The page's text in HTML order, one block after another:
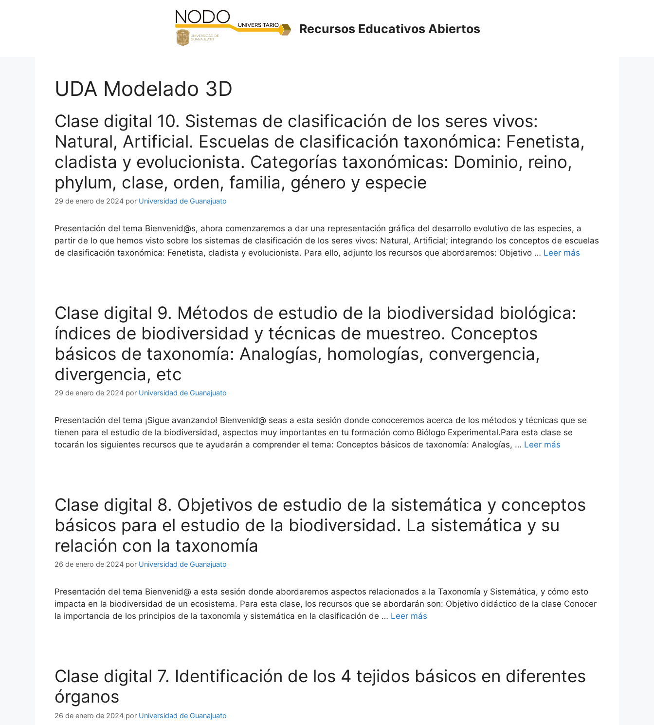
Recursos Educativos Abiertos
UDA Modelado 3D
Clase digital 10. Sistemas de clasificación de los seres vivos:
Natural, Artificial. Escuelas de clasificación taxonómica: Fenetista,
cladista y evolucionista. Categorías taxonómicas: Dominio, reino,
phylum, clase, orden, familia, género y especie
29 de enero de 2024 por Universidad de Guanajuato
Presentación del tema Bienvenid@s, ahora comenzaremos a dar una representación gráfica del desarrollo evolutivo de las especies, a
partir de lo que hemos visto sobre los sistemas de clasificación de los seres vivos: Natural, Artificial; integrando los conceptos de escuelas
de clasificación taxonómica: Fenetista, cladista y evolucionista. Para ello, adjunto los recursos que abordaremos: Objetivo … Leer más
Clase digital 9. Métodos de estudio de la biodiversidad biológica:
índices de biodiversidad y técnicas de muestreo. Conceptos
básicos de taxonomía: Analogías, homologías, convergencia,
divergencia, etc
29 de enero de 2024 por Universidad de Guanajuato
Presentación del tema ¡Sigue avanzando! Bienvenid@ seas a esta sesión donde conoceremos acerca de los métodos y técnicas que se
tienen para el estudio de la biodiversidad, aspectos muy importantes en tu formación como Biólogo Experimental.Para esta clase se
tocarán los siguientes recursos que te ayudarán a comprender el tema: Conceptos básicos de taxonomía: Analogías, … Leer más
Clase digital 8. Objetivos de estudio de la sistemática y conceptos
básicos para el estudio de la biodiversidad. La sistemática y su
relación con la taxonomía
26 de enero de 2024 por Universidad de Guanajuato
Presentación del tema Bienvenid@ a esta sesión donde abordaremos aspectos relacionados a la Taxonomía y Sistemática, y cómo esto
impacta en la biodiversidad de un ecosistema. Para esta clase, los recursos que se abordarán son: Objetivo didáctico de la clase Conocer
la importancia de los principios de la taxonomía y sistemática en la clasificación de … Leer más
Clase digital 7. Identificación de los 4 tejidos básicos en diferentes
órganos
26 de enero de 2024 por Universidad de Guanajuato